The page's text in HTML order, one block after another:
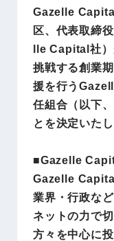
Gazelle
区、代表取締
lle Capital社）
挑戦する創業
援を行う
任組合（以下
とを決定いたし
■Gazelle
Gazelle
業界・行政な
ネットの力で
方々を中心に